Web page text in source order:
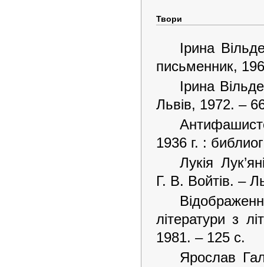
Твори
Ірина
письменник,
Ірина
Львів, 1972. –
1936 г. :
Лукія
Г. В. Войтів. –
літератури з
1981. – 125 с.
Ярослав